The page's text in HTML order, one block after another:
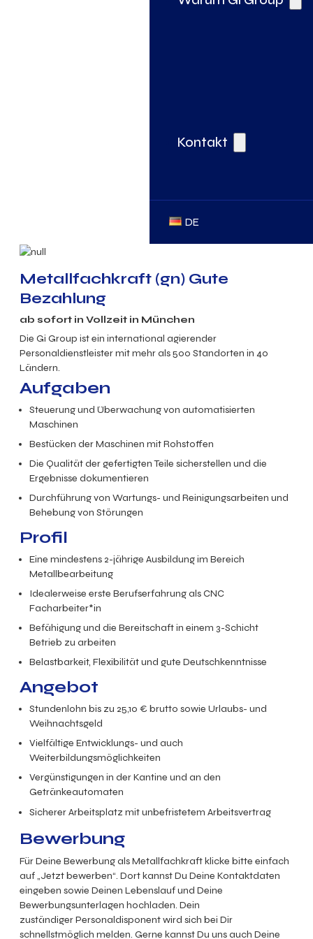
Kontakt
DE
Metallfachkraft (gn) Gute
Bezahlung
ab sofort in Vollzeit in München
Die Gi Group ist ein international agierender
Personaldienstleister mit mehr als 500 Standorten in 40
Ländern.
Aufgaben
Steuerung und Überwachung von automatisierten
Maschinen
Bestücken der Maschinen mit Rohstoffen
Die Qualität der gefertigten Teile sicherstellen und die
Ergebnisse dokumentieren
Durchführung von Wartungs- und Reinigungsarbeiten und
Behebung von Störungen
Profil
Eine mindestens 2-jährige Ausbildung im Bereich
Metallbearbeitung
Idealerweise erste Berufserfahrung als CNC
Facharbeiter*in
Befähigung und die Bereitschaft in einem 3-Schicht
Betrieb zu arbeiten
Belastbarkeit, Flexibilität und gute Deutschkenntnisse
Angebot
Stundenlohn bis zu 25,10 € bruttosowie Urlaubs- und
Weihnachtsgeld
Vielfältige Entwicklungs- und auch
Weiterbildungsmöglichkeiten
Vergünstigungen in der Kantine und an den
Getränkeautomaten
Sicherer Arbeitsplatz mit unbefristetem Arbeitsvertrag
Bewerbung
Für Deine Bewerbung als Metallfachkraft klicke bitte einfach
auf „Jetzt bewerben“. Dort kannst Du Deine Kontaktdaten
eingeben sowie Deinen Lebenslauf und Deine
Bewerbungsunterlagen hochladen. Dein
zuständiger Personaldisponent wird sich bei Dir
schnellstmöglich melden. Gerne kannst Du uns auch Deine